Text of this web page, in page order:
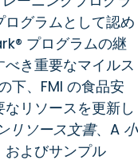
グラムとして認め
プログラムの継
き重要なマイルス
下、FMI の食品安
リソースを更新し
リソース文書、A 小
およびサンプル